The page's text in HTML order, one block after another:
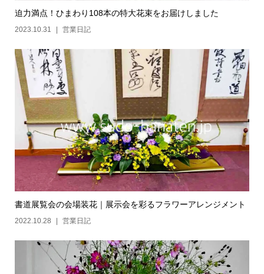
迫力満点！ひまわり108本の特大花束をお届けしました
2023.10.31 営業日記
書道展覧会の会場装花｜展示会を彩るフラワーアレンジメント
2022.10.28 営業日記